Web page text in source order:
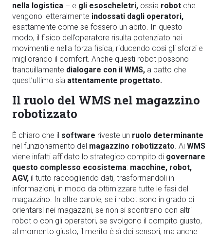
nella logistica – e gli esoscheletri, ossia robot che
vengono letteralmente indossati dagli operatori,
esattamente come se fossero un abito. In questo
modo, il fisico dell’operatore risulta potenziato nei
movimenti e nella forza fisica, riducendo così gli sforzi e
migliorando il comfort. Anche questi robot possono
tranquillamente dialogare con il WMS, a patto che
quest’ultimo sia attentamente progettato.
Il ruolo del WMS nel magazzino
robotizzato
È chiaro che il software riveste un ruolo determinante
nel funzionamento del magazzino robotizzato. Ai WMS
viene infatti affidato lo strategico compito di governare
questo complesso ecosistema: macchine, robot,
AGV, il tutto raccogliendo dati, trasformandoli in
informazioni, in modo da ottimizzare tutte le fasi del
magazzino. In altre parole, se i robot sono in grado di
orientarsi nei magazzini, se non si scontrano con altri
robot o con gli operatori, se svolgono il compito giusto,
al momento giusto, il merito è sì dei sensori, ma anche